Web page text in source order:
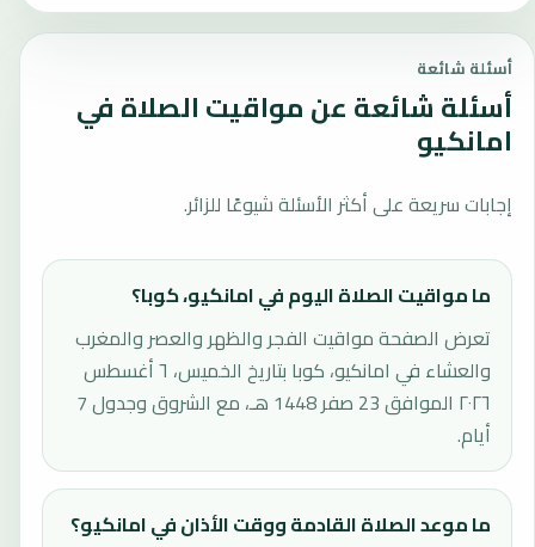
أسئلة شائعة
أسئلة شائعة عن مواقيت الصلاة في
امانكيو
إجابات سريعة على أكثر الأسئلة شيوعًا للزائر.
ما مواقيت الصلاة اليوم في امانكيو، كوبا؟
تعرض الصفحة مواقيت الفجر والظهر والعصر والمغرب
والعشاء في امانكيو، كوبا بتاريخ الخميس، ٦ أغسطس
٢٠٢٦ الموافق 23 صفر 1448 هـ، مع الشروق وجدول 7
أيام.
ما موعد الصلاة القادمة ووقت الأذان في امانكيو؟